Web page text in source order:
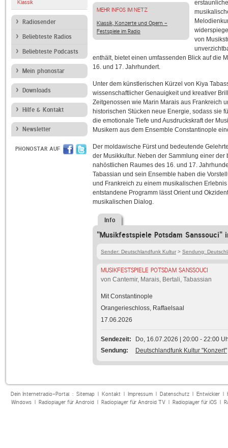
Klassik
Radiosender
Beliebteste Radios
Beliebteste Podcasts
Mein phonostar
Downloads
Hilfe & Kontakt
Newsletter
PHONOSTAR AUF
MEHR INFOS IM NETZ
Klassik, Konzerte und Opern -
Festspiele im Radio
von
enthält, bietet einen umfassenden Blick auf die
16. und 17. Jahrhundert.
Unter dem künstlerischen Kürzel von Kiya
wissenschaftlicher Genauigkeit und kreativer
Zeitgenossen wie Marin Marais aus Frankreich
historischen Stücken neue Energie, sodass sie
die emotionale Tiefe und Ausdruckskraft der
Musikern aus dem Ensemble Constantinople
Der moldawische Fürst und bedeutende
der Musikkultur. Neben der Sammlung einer
nahöstlichen Raumes des 16. und 17.
Tabassian und sein Ensemble haben die
und Frankreich zu einem musikalischen
entstandene Programm lässt Orient und
musikalischen Dialog.
Info
"Musikfestspiele Potsdam Sanssouci"
Sender: Deutschlandfunk Kultur > Sendung:
MUSIKFESTSPIELE POTSDAM SANSSOUCI
von Cantemir, Marais, Bertali, Tabassian
Mit Constantinople
Orangerieschloss, Raffaelsaal
17.06.2026
Sendezeit
Do, 16.07.2026 | 20:00 - 22:00
Sendung
Deutschlandfunk Kultur "Konzert"
Dein Internetradio-Portal : Sitemap| Kontakt| Impressum| Datenschutz| Entwickler|
Windows| Radioplayer für Android| Radioplayer für Android TV| Radioplayer für iOS|